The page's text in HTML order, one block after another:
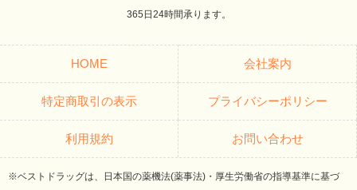
365日24時間承ります。
HOME 会社案内
特定商取引の表示 プライバシーポリシー
利用規約 お問い合わせ
※ベストドラッグは、日本国の薬機法(薬事法)・厚生労働省の指導基準に基づ